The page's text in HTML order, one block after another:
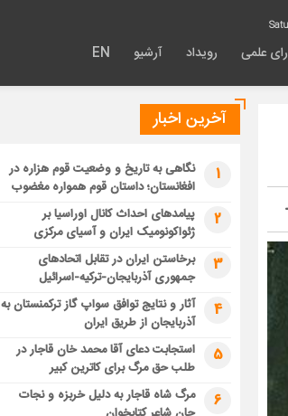
علمی رویداد آرشیو EN
آخرین اخبار
1
نگاهی به تاریخ و وضعیت قوم هزاره در
افغانستان؛ داستان قوم همواره مغضوب
2
پیامدهای احداث کانال اوراسیا بر
ژئواکونومیک ایران و آسیای مرکزی
3
برخاستن ایران در تقابل اتحادهای
جمهوری آذربایجان-ترکیه-اسرائیل
4
آثار و نتایج توافق سواپ گاز ترکمنستان به
آذربایجان از طریق ایران
5
استجابت دعای آقا محمد خان قاجار در
طلب حق مرگ برای کاترین کبیر
6
مرگ شاه قاجار به دلیل خربزه و نجات